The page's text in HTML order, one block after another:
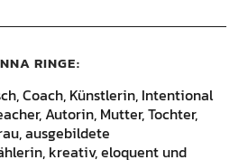
RINGE
Coach, Künstlerin, Intentional
Autorin, Mutter, Tochter,
ausgebildete
kreativ, eloquent und